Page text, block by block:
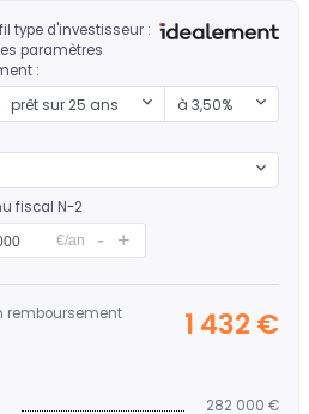
type d'investisseur :
paramètres
:
Durée d'emprunt
prêt sur 25 ans Mon taux
à 3,50%
fiscal N-2
€/an
remboursement
1 432 €
282 000 €